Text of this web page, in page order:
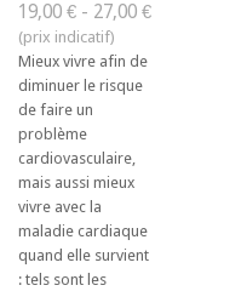
19,00 € - 27,00 €
Mieux vivre afin de
diminuer le risque
de faire un
problème
cardiovasculaire,
mais aussi mieux
vivre avec la
maladie cardiaque
quand elle survient
: tels sont les